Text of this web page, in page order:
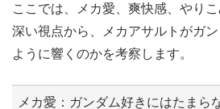
ここでは、メカ愛、爽快感、やり
深い視点から、メカアサルトがガ
ように響くのかを考察します。
メカ愛：ガンダム好きにはたまら